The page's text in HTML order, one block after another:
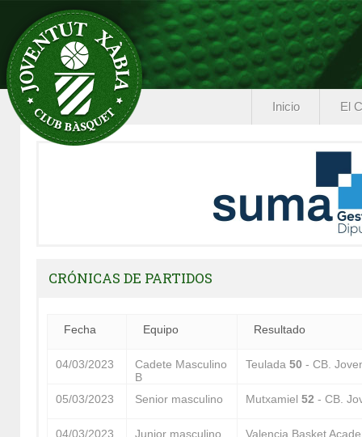
Inicio El
CRÓNICAS DE PARTIDOS
Fecha Equipo Resultado
04/03/2023
Cadete Masculino
B
Teulada 50 - CB.
05/03/2023 Senior masculino Mutxamiel 52 - CB.
04/03/2023 Junior masculino
Valencia Basket